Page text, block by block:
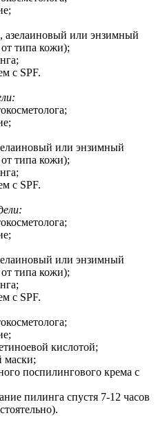
или энзимный
типа кожи);
с SPF.
или энзимный
типа кожи);
с SPF.
или энзимный
типа кожи);
с SPF.
кислотой;
маски;
поспилингового крема с
пилинга спустя 7-12 часов